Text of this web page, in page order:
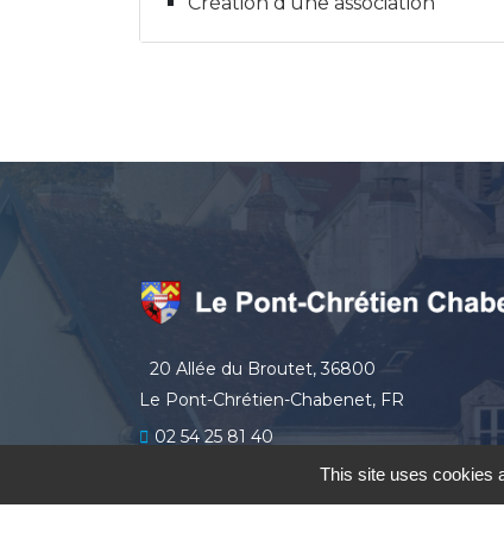
20 Allée du Broutet, 36800
Le Pont-Chrétien-Chabenet, FR
02 54 25 81 40
lepontchretienchabenet.fr
This site uses cookies